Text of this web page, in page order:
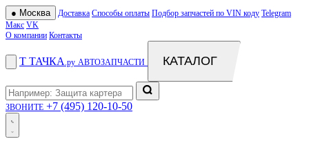
● Москва Доставка Способы оплаты Подбор запчастей по VIN коду Telegram
Макс VK
О компании Контакты
Т ТАЧКА .ру АВТОЗАПЧАСТИ КАТАЛОГ
ЗВОНИТЕ +7 (495) 120-10-50